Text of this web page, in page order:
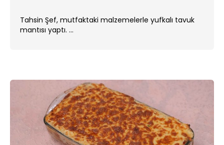
Tahsin Şef, mutfaktaki malzemelerle yufkalı tavuk
mantısı yaptı. ...